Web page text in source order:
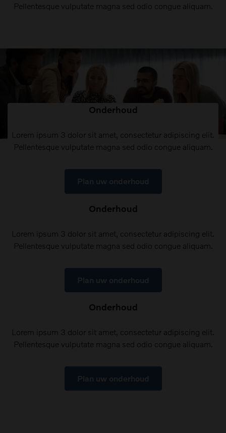
Pellentesque vulputate magna sed odio congue aliquam.
Onderhoud
Lorem ipsum 3 dolor sit amet, consectetur adipiscing elit.
Pellentesque vulputate magna sed odio congue aliquam.
Plan uw onderhoud
Onderhoud
Lorem ipsum 3 dolor sit amet, consectetur adipiscing elit.
Pellentesque vulputate magna sed odio congue aliquam.
Plan uw onderhoud
Onderhoud
Lorem ipsum 3 dolor sit amet, consectetur adipiscing elit.
Pellentesque vulputate magna sed odio congue aliquam.
Plan uw onderhoud